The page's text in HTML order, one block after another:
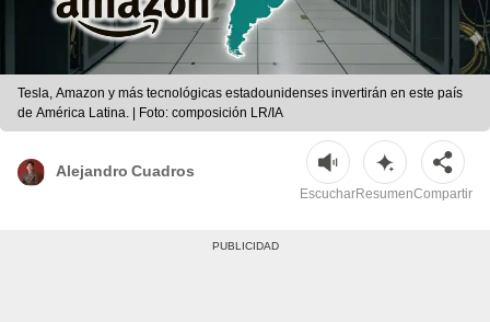
Tesla, Amazon y más tecnológicas estadounidenses invertirán en este país
de América Latina. | Foto: composición LR/IA
Alejandro Cuadros
EscucharResumenCompartir